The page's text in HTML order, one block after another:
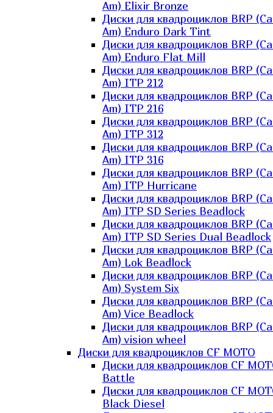
Am) Elixir Bronze
Диски для квадроциклов BRP
Am) Enduro Dark Tint
Диски для квадроциклов BRP
Am) Enduro Flat Mill
Диски для квадроциклов BRP
Am) ITP 212
Диски для квадроциклов BRP
Am) ITP 216
Диски для квадроциклов BRP
Am) ITP 312
Диски для квадроциклов BRP
Am) ITP 316
Диски для квадроциклов BRP
Am) ITP Hurricane
Диски для квадроциклов BRP
Am) ITP SD Series Beadlock
Диски для квадроциклов BRP
Am) ITP SD Series Dual Beadlock
Диски для квадроциклов BRP
Am) Lok Beadlock
Диски для квадроциклов BRP
Am) System Six
Диски для квадроциклов BRP
Am) Vice Beadlock
Диски для квадроциклов BRP
Am) vision wheel
Диски для квадроциклов CF MOTO
Диски для квадроциклов CF
Battle
Диски для квадроциклов CF
Black Diesel